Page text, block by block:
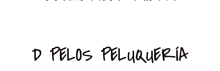
D PELOS PELUQUERÍA